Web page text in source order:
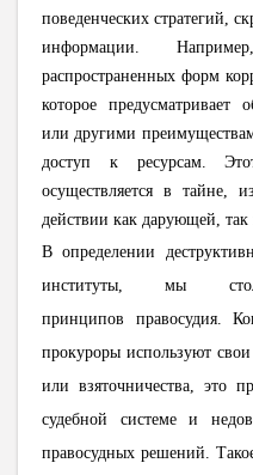
поведенческих стратегий,
информации.
распространенных форм
которое предусматривает
или другими
доступ к ресурсам.
осуществляется в тайне,
действии как дарующей,
В определении
институты, мы
принципов
правосудия.
прокуроры используют
или взяточничества, это
судебной системе и
правосудных решений.